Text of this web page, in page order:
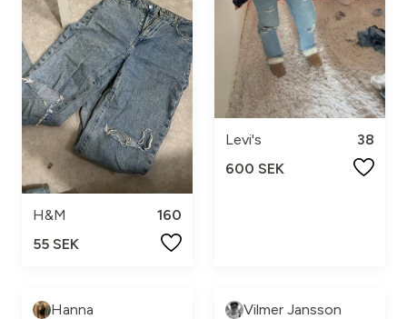
H&M
160
55 SEK
Levi's
38
600 SEK
Hanna Vilmer Jansson